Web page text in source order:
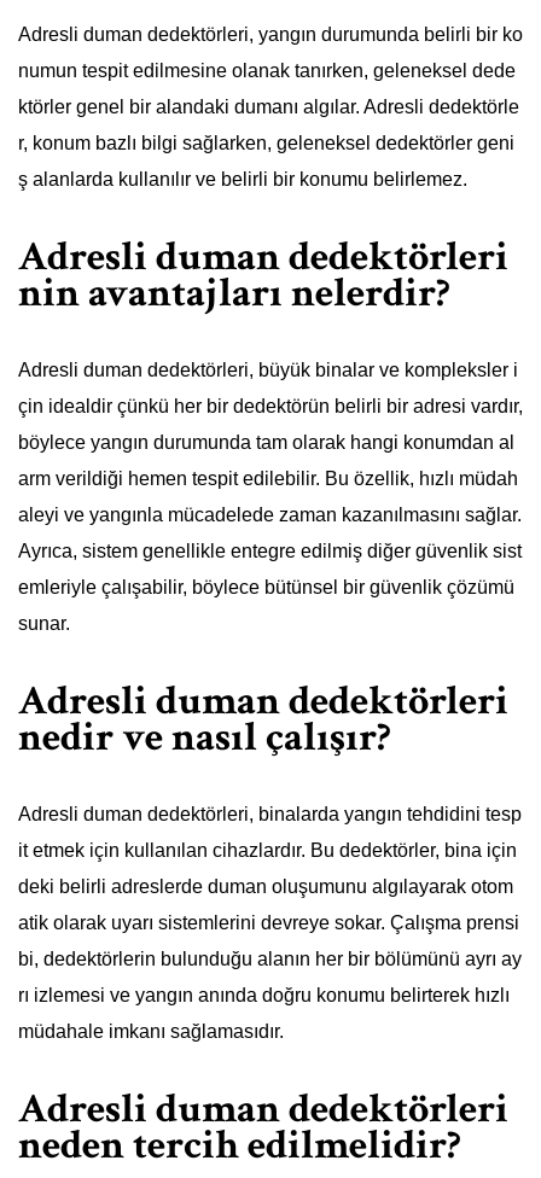
Adresli duman dedektörleri, yangın durumunda belirli bir ko
numun tespit edilmesine olanak tanırken, geleneksel dede
ktörler genel bir alandaki dumanı algılar. Adresli dedektörle
r, konum bazlı bilgi sağlarken, geleneksel dedektörler geni
ş alanlarda kullanılır ve belirli bir konumu belirlemez.
Adresli duman dedektörleri
nin avantajları nelerdir?
Adresli duman dedektörleri, büyük binalar ve kompleksler i
çin idealdir çünkü her bir dedektörün belirli bir adresi vardır,
böylece yangın durumunda tam olarak hangi konumdan al
arm verildiği hemen tespit edilebilir. Bu özellik, hızlı müdah
aleyi ve yangınla mücadelede zaman kazanılmasını sağlar.
Ayrıca, sistem genellikle entegre edilmiş diğer güvenlik sist
emleriyle çalışabilir, böylece bütünsel bir güvenlik çözümü
sunar.
Adresli duman dedektörleri
nedir ve nasıl çalışır?
Adresli duman dedektörleri, binalarda yangın tehdidini tesp
it etmek için kullanılan cihazlardır. Bu dedektörler, bina için
deki belirli adreslerde duman oluşumunu algılayarak otom
atik olarak uyarı sistemlerini devreye sokar. Çalışma prensi
bi, dedektörlerin bulunduğu alanın her bir bölümünü ayrı ay
rı izlemesi ve yangın anında doğru konumu belirterek hızlı
müdahale imkanı sağlamasıdır.
Adresli duman dedektörleri
neden tercih edilmelidir?